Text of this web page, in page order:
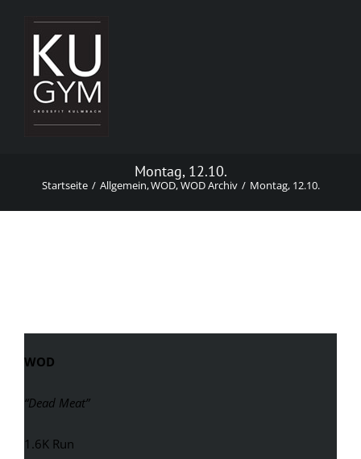
springen
Montag, 12.10.
Startseite Allgemein WOD WOD Archiv Montag, 12.10.
WOD
“Dead Meat”
1.6K Run